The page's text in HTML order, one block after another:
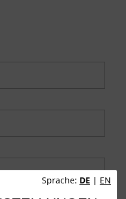
Sprache: DE | EN